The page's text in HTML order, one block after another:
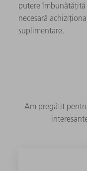
putere îmbunătățită
necesară
suplimentare.
Am pregătit